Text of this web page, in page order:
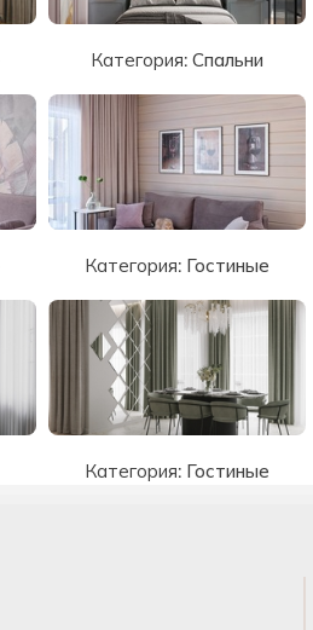
Категория: Спальни
Категория: Гостиные
Категория: Гостиные